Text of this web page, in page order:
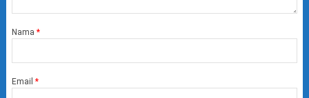
Nama *
Email *